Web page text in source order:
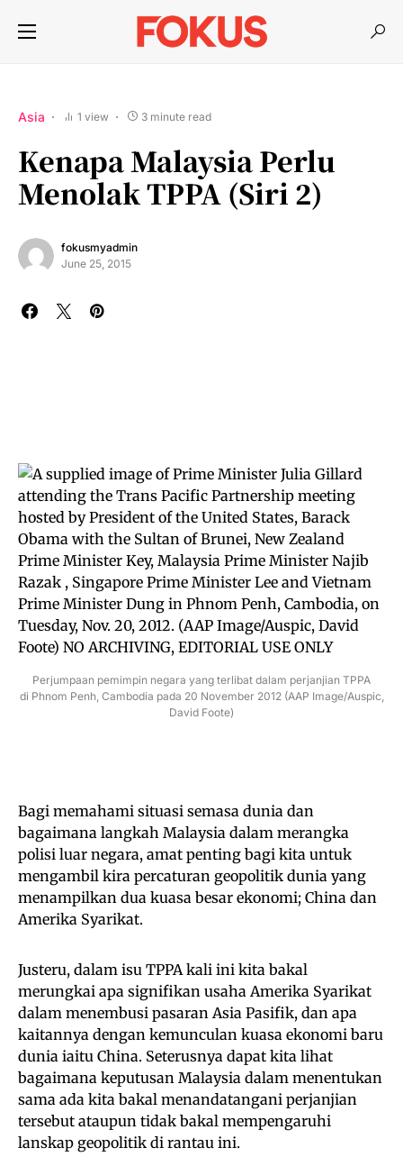
Asia 1 view 3 minute read
Kenapa Malaysia Perlu
Menolak TPPA (Siri 2)
fokusmyadmin
June 25, 2015
Perjumpaan pemimpin negara yang terlibat dalam perjanjian TPPA
di Phnom Penh, Cambodia pada 20 November 2012 (AAP Image/Auspic,
David Foote)
Bagi memahami situasi semasa dunia dan
bagaimana langkah Malaysia dalam merangka
polisi luar negara, amat penting bagi kita untuk
mengambil kira percaturan geopolitik dunia yang
menampilkan dua kuasa besar ekonomi; China dan
Amerika Syarikat.
Justeru, dalam isu TPPA kali ini kita bakal
merungkai apa signifikan usaha Amerika Syarikat
dalam menembusi pasaran Asia Pasifik, dan apa
kaitannya dengan kemunculan kuasa ekonomi baru
dunia iaitu China. Seterusnya dapat kita lihat
bagaimana keputusan Malaysia dalam menentukan
sama ada kita bakal menandatangani perjanjian
tersebut ataupun tidak bakal mempengaruhi
lanskap geopolitik di rantau ini.